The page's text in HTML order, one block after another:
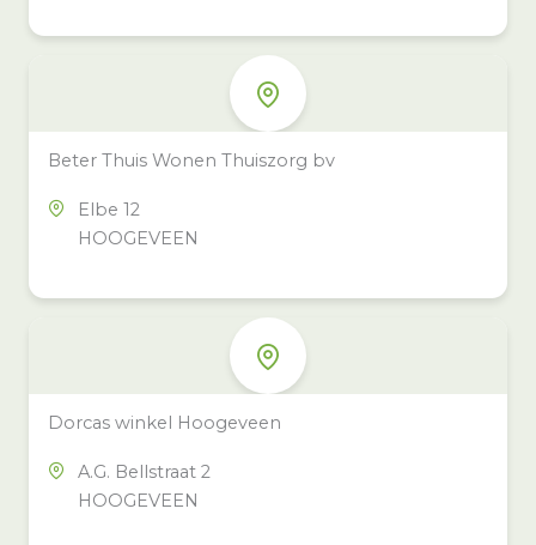
Beter Thuis Wonen Thuiszorg bv
Elbe 12
HOOGEVEEN
Dorcas winkel Hoogeveen
A.G. Bellstraat 2
HOOGEVEEN